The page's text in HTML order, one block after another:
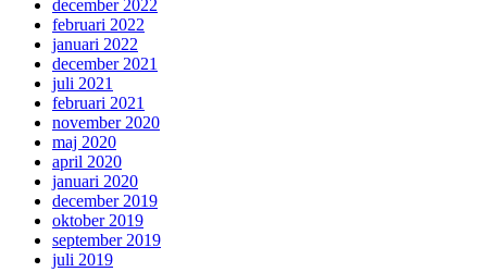
december 2022
februari 2022
januari 2022
december 2021
juli 2021
februari 2021
november 2020
maj 2020
april 2020
januari 2020
december 2019
oktober 2019
september 2019
juli 2019